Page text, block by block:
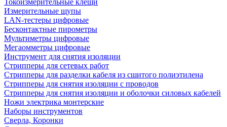
Токоизмерительные клещи
Измерительные щупы
LAN-тестеры цифровые
Бесконтактные пирометры
Мультиметры цифровые
Мегаомметры цифровые
Инструмент для снятия изоляции
Стрипперы для сетевых работ
Стрипперы для разделки кабеля из сшитого полиэтилена
Cтрипперы для снятия изоляции с проводов
Стрипперы для снятия изоляции и оболочки силовых кабелей
Ножи электрика монтерские
Наборы инструментов
Сверла, Коронки